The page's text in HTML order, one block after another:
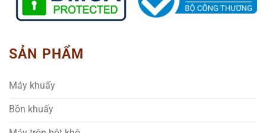
SẢN PHẨM
Máy khuấy
Bồn khuấy